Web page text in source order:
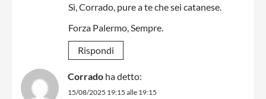
Sì, Corrado, pure a te che sei catanese.
Forza Palermo, Sempre.
Rispondi
Corrado ha detto:
15/08/2025 19:15 alle 19:15